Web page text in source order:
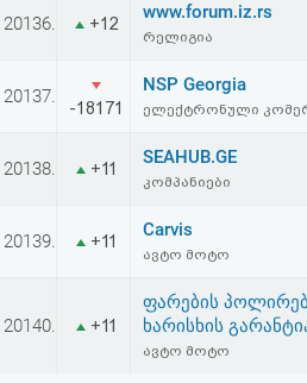
20136. +12
www.forum.iz.rs
რელიგია
20137.
-18171
NSP Georgia
ელექტრონული
20138. +11
SEAHUB.GE
კომპანიები
20139. +11
Carvis
ავტო მოტო
20140. +11
ფარების
ხარისხის
ავტო მოტო